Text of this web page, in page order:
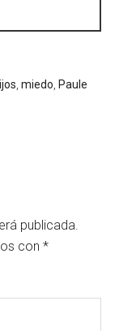
,miedo Paule
publicada.
con*